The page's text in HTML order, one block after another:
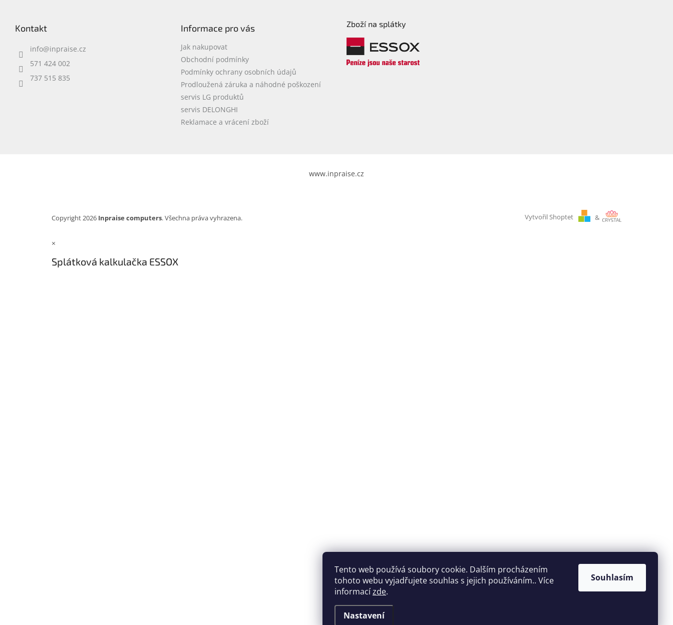
Tento web používá soubory cookie. Dalším procházením
tohoto webu vyjadřujete souhlas s jejich používáním.. Více
informacízde.
Nastavení
Souhlasím
Kontakt
info@inpraise.cz
571 424 002
737 515 835
Informace pro vás
Jak nakupovat
Obchodní podmínky
Podmínky ochrany osobních údajů
Prodloužená záruka a náhodné poškození
servis LG produktů
servis DELONGHI
Reklamace a vrácení zboží
Zboží na splátky
www.inpraise.cz
Vytvořil Shoptet &
Copyright 2026 Inpraise computers. Všechna práva vyhrazena.
×
Splátková kalkulačka ESSOX